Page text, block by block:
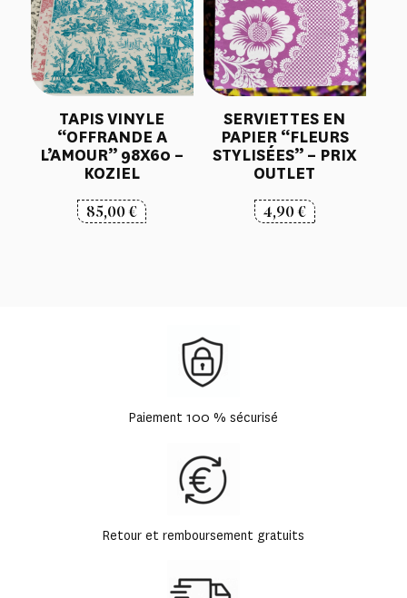
TAPIS VINYLE
“OFFRANDE A
L’AMOUR” 98X60 –
KOZIEL
85,00€
SERVIETTES EN
PAPIER “FLEURS
STYLISÉES” – PRIX
OUTLET
4,90€
Paiement 100 % sécurisé
Retour et remboursement gratuits